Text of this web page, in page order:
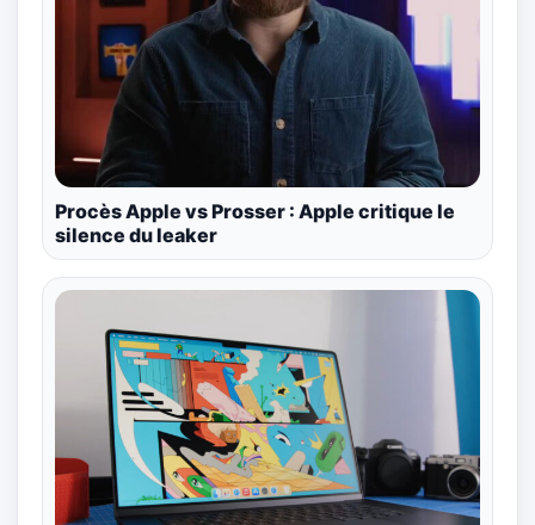
Procès Apple vs Prosser : Apple critique le
silence du leaker